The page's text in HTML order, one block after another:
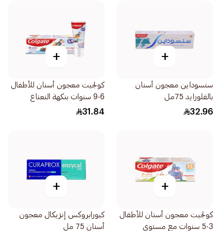
+
سنسوداين معجون أسنان
بالفلورايد 75مل
32.96
+
كولجيت معجون أسنان للأطفال
6-9 سنوات بنكهة النعناع
الخفيف ومستوى فلورايد
31.84
+
كولجيت معجون أسنان للأطفال
3-5 سنوات مع مستوى
+
كيورابروكس إنزيكال معجون
أسنان 75 مل